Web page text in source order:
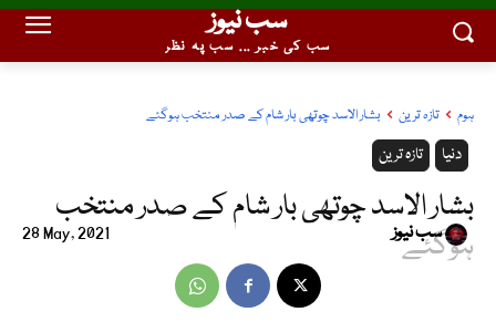
سب نیوز
سب کی خبر ... سب پہ نظر
ہوم تازہ ترین بشار الاسد چوتھی بار شام کے صدر منتخب ہوگئے
تازہ ترین دنیا
بشار الاسد چوتھی بار شام کے صدر منتخب
ہوگئے
28 May, 2021 سب نیوز